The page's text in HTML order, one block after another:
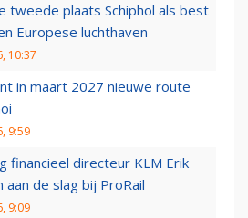
tweede plaats Schiphol als best
Europese luchthaven
10:37
in maart 2027 nieuwe route
9:59
financieel directeur KLM Erik
aan de slag bij ProRail
9:09